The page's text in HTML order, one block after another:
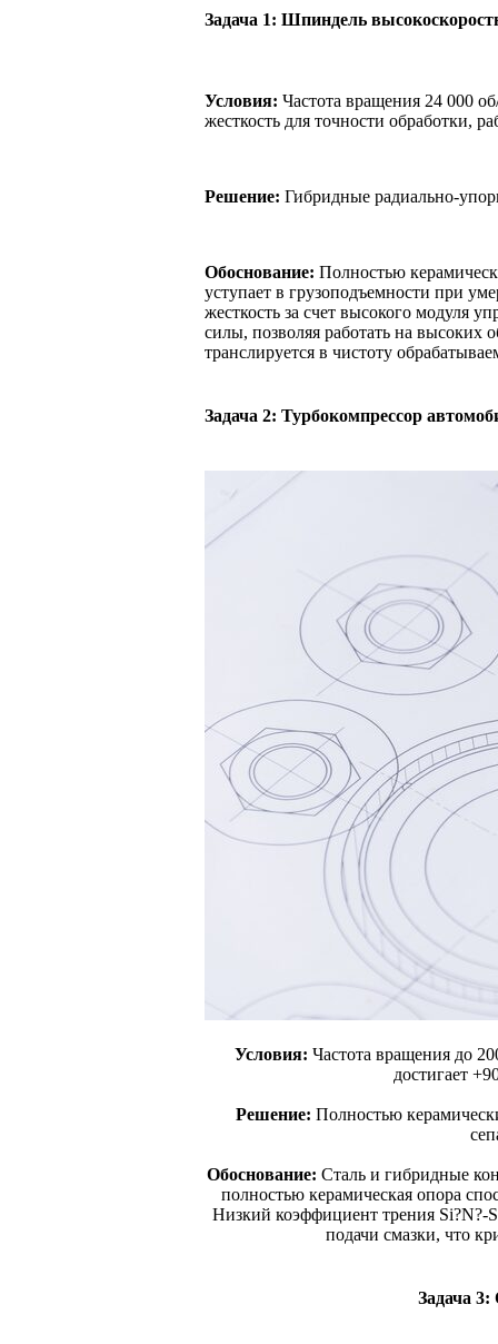
Задача 1: Шпиндель
Условия: Частота вращения 24 000
жесткость для точности обработки,
Решение: Гибридные радиально-
Обоснование: Полностью
уступает в грузоподъемности при
жесткость за счет высокого модуля
силы, позволяя работать на высоких
транслируется в чистоту
Задача 2: Турбокомпрессор
Условия: Частота вращения до
достигает
Решение: Полностью
Обоснование: Сталь и гибридные
полностью керамическая опора
Низкий коэффициент трения Si?N?-
подачи смазки, что
Задача 3: